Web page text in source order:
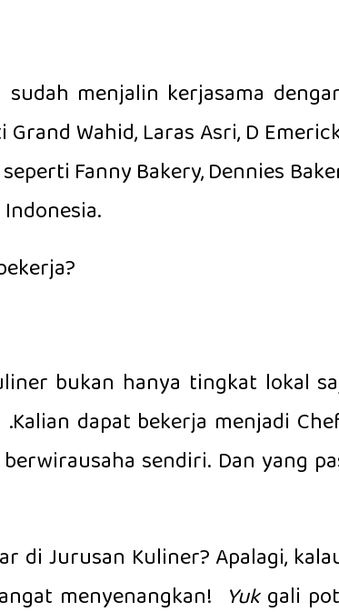
menjalin kerjasama
Wahid, Laras Asri, D
Fanny Bakery, Dennies
bukan hanya tingkat lokal
dapat bekerja menjadi
sendiri. Dan yang
di Jurusan Kuliner? Apalagi,
menyenangkan!
Yukgali